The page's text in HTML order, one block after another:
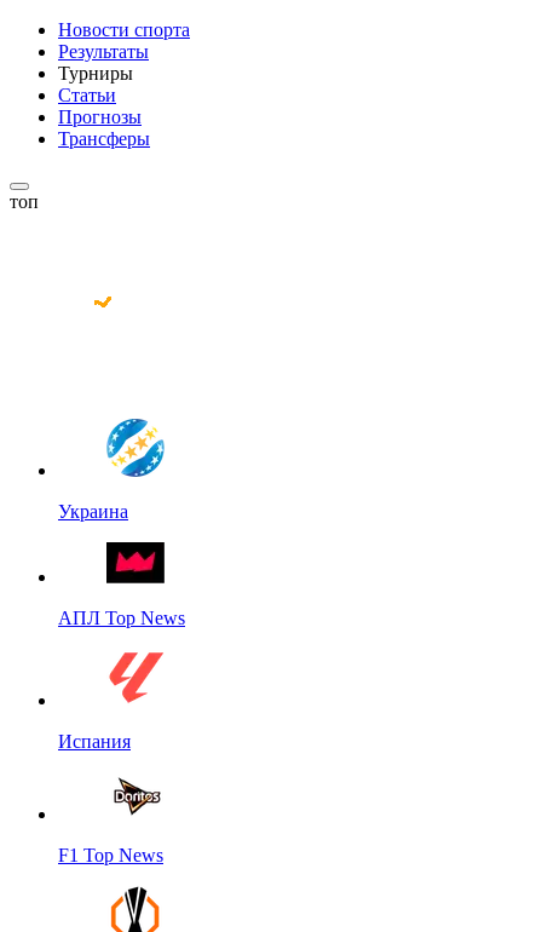
Новости спорта
Результаты
Турниры
Статьи
Прогнозы
Трансферы
топ
Украина
АПЛ Top News
Испания
F1 Top News